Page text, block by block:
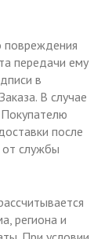
повреждения
передачи ему
в
В случае
после
от службы
региона и